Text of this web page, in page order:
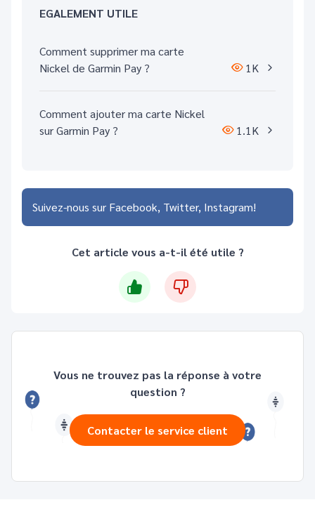
EGALEMENT UTILE
Comment supprimer ma carte
Nickel de Garmin Pay ?
1K
Comment ajouter ma carte Nickel
sur Garmin Pay ?
1.1K
Suivez-nous sur Facebook Twitter Instagram
Cet article vous a-t-il été utile ?
Vous ne trouvez pas la réponse à votre
question ?
Contacter le service client